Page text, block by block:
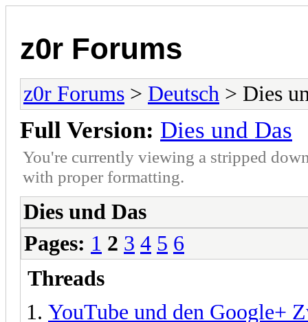
z0r Forums
z0r Forums > Deutsch > Dies
Full Version: Dies und Das
You're currently viewing a stripped
with proper formatting.
Dies und Das
Pages: 1 2 3 4 5 6
Threads
YouTube und den Google+